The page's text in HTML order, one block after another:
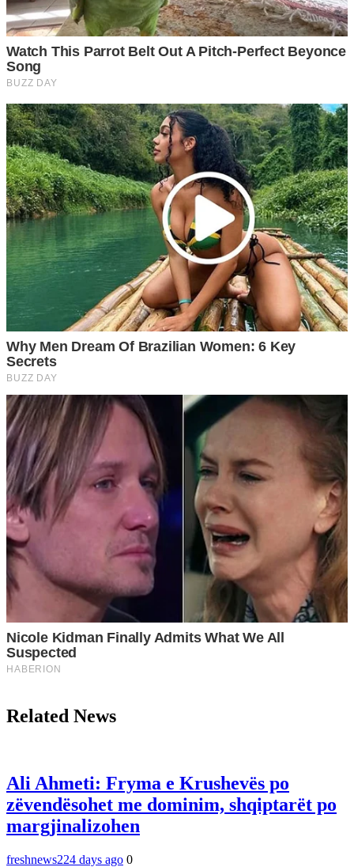
Related News
Ali Ahmeti: Fryma e Krushevës po
zëvendësohet me dominim, shqiptarët po
margjinalizohen
freshnews224 days ago 0